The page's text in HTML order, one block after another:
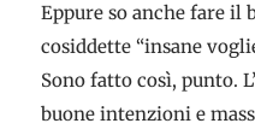
Eppure so anche fare il
cosiddette “insane
Sono fatto così, punto.
buone intenzioni e